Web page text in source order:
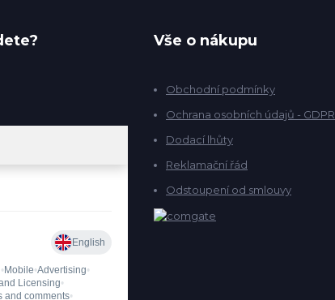
Vše o nákupu
Obchodní podmínky
Ochrana osobních údajů - GDPR
Dodací lhůty
Reklamační řád
Odstoupení od smlouvy